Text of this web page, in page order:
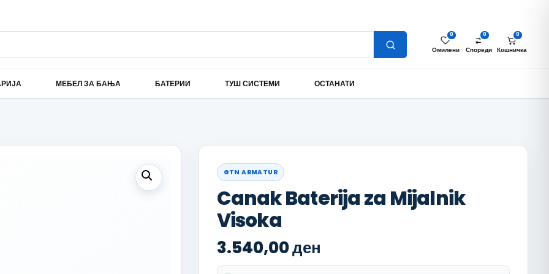
0
Омилени
0
Спореди
0
Кошничка
МЕБЕЛ ЗА БАЊА БАТЕРИИ ТУШ СИСТЕМИ ОСТАНАТИ
GTN ARMATUR
Canak Baterija za Mijalnik
Visoka
3.540,00ден